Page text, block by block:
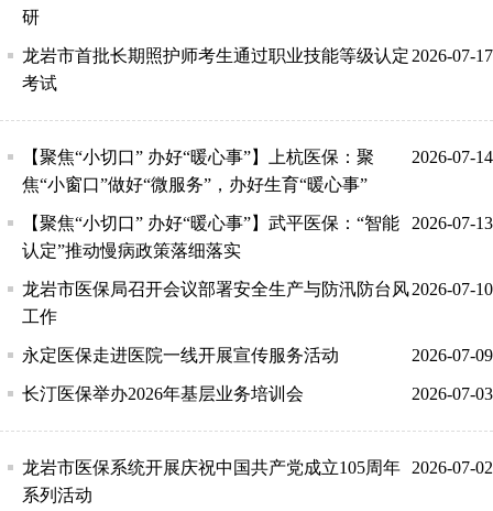
研
2026-07-17
龙岩市首批长期照护师考生通过职业技能等级认定
考试
2026-07-14
【聚焦“小切口” 办好“暖心事”】上杭医保：聚
焦“小窗口”做好“微服务”，办好生育“暖心事”
2026-07-13
【聚焦“小切口” 办好“暖心事”】武平医保：“智能
认定”推动慢病政策落细落实
2026-07-10
龙岩市医保局召开会议部署安全生产与防汛防台风
工作
2026-07-09
永定医保走进医院一线开展宣传服务活动
2026-07-03
长汀医保举办2026年基层业务培训会
2026-07-02
龙岩市医保系统开展庆祝中国共产党成立105周年
系列活动